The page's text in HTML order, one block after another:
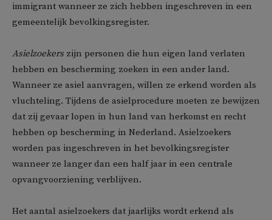
immigrant wanneer ze zich hebben ingeschreven in een
gemeentelijk bevolkingsregister.
Asielzoekers zijn personen die hun eigen land verlaten
hebben en bescherming zoeken in een ander land.
Wanneer ze asiel aanvragen, willen ze erkend worden als
vluchteling. Tijdens de asielprocedure moeten ze bewijzen
dat zij gevaar lopen in hun land van herkomst en recht
hebben op bescherming in Nederland. Asielzoekers
worden pas ingeschreven in het bevolkingsregister
wanneer ze langer dan een half jaar in een centrale
opvangvoorziening verblijven.
Het aantal asielzoekers dat jaarlijks wordt erkend als